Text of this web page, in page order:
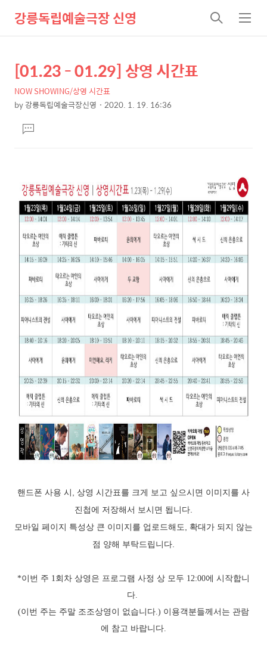
강릉독립예술극장 신영
검
색
메
뉴
상
세
컨
텐
츠
본
문
제
목
[01.23 - 01.29] 상영 시간표
NOW SHOWING/상영 시간표
by강릉독립예술극장신영 2020. 1. 19. 16:36
문댓
글
핸드폰 사용 시, 상영 시간표를 크게 보고 싶으시면 이미지를 사
진첩에 저장해서 보시면 됩니다.
모바일 페이지 특성상 큰 이미지를 업로드해도, 확대가 되지 않는
점 양해 부탁드립니다.
*이번 주 1회차 상영은 프로그램 사정 상 모두 12:00에 시작합니
다.
(이번 주는 주말 조조상영이 없습니다.) 이용객분들께서는 관람
에 참고 바랍니다.